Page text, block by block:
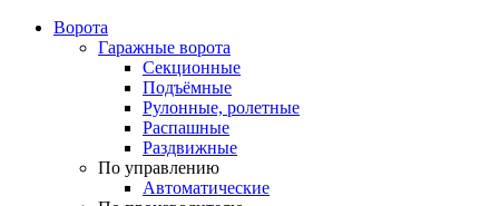
Ворота
Гаражные ворота
Секционные
Подъёмные
Рулонные, ролетные
Распашные
Раздвижные
По управлению
Автоматические